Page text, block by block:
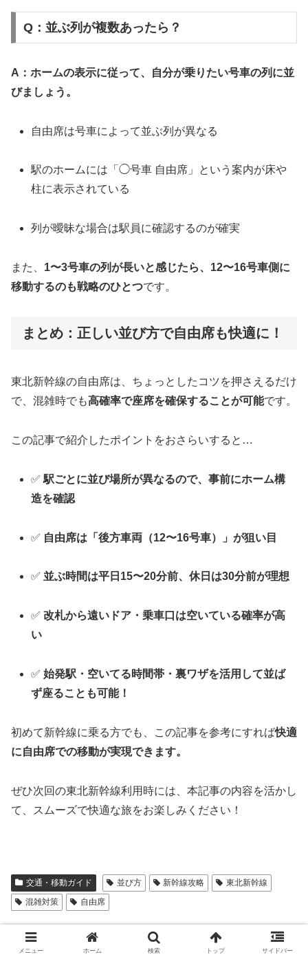
Q：並ぶ列が複数あったら？
A：ホームの表示に従って、自分が乗りたい号車の列に並
びましょう。
自由席は号車によって並ぶ列が異なる
駅のホームには「◯号車 自由席」という案内が床や
柱に表示されている
列が曖昧な場合は駅員に確認するのが確実
また、 1〜3号車の列が長いと感じたら、12〜16号車側に
移動するのも戦略のひとつです。
まとめ：正しい並び方で自由席も快適に！
東北新幹線の自由席は、ちょっとしたコツを押さえるだけ
で、混雑時でも高確率で座席を確保することが可能です。
この記事で紹介したポイントをおさらいすると…
✅駅ごとに並び場所が異なるので、事前にホーム構
造を確認
✅ 自由席は「後方車両（12〜16号車）」が狙い目
✅並ぶ時間は平日15〜20分前、休日は30分前が理想
✅改札から遠いドア・乗車口は空いている確率が高
い
✅始発駅・空いてる時間帯・裏ワザを活用して並ば
ず座ることも可能！
初めて新幹線に乗る方でも、この記事を参考にすれば快適
に自由席での移動が実現できます。
ぜひ次回の東北新幹線利用時には、本記事の内容を活かし
て、スムーズで快適な旅をお楽しみください！
交通・移動ガイド 並び方 新幹線攻略
東北新幹線
混雑対策
自由席
シェアする
メニュー ホーム 検索 トップ サイドバー